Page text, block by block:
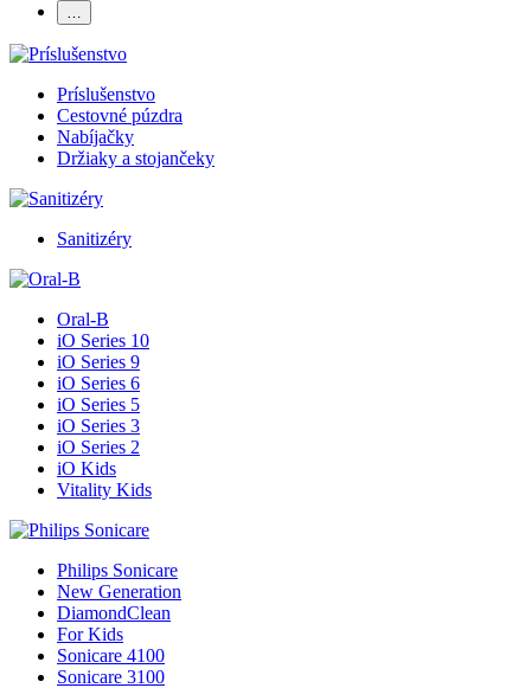
…
Príslušenstvo
Cestovné púzdra
Nabíjačky
Držiaky a stojančeky
Sanitizéry
Oral-B
iO Series 10
iO Series 9
iO Series 6
iO Series 5
iO Series 3
iO Series 2
iO Kids
Vitality Kids
Philips Sonicare
New Generation
DiamondClean
For Kids
Sonicare 4100
Sonicare 3100